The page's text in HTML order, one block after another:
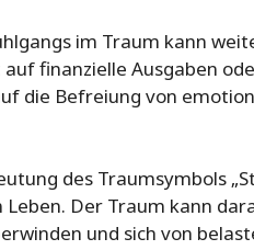
im Traum kann
finanzielle Ausgaben
die Befreiung von
des Traumsymbols
Der Traum kann
und sich von